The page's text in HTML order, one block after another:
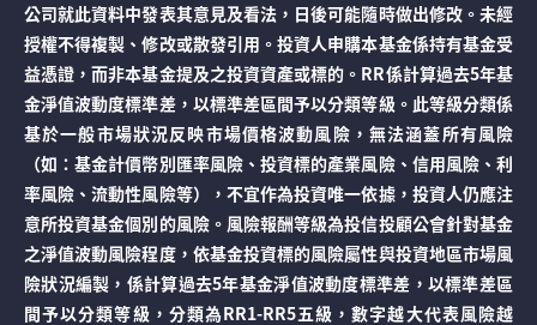
公司就此資料中發表其意見及看法，日後可能隨時做出修改。未經
授權不得複製、修改或散發引用。投資人申購本基金係持有基金受
益憑證，而非本基金提及之投資資產或標的。RR係計算過去5年基
金淨值波動度標準差，以標準差區間予以分類等級。此等級分類係
基於一般市場狀況反映市場價格波動風險，無法涵蓋所有風險
（如：基金計價幣別匯率風險、投資標的產業風險、信用風險、利
率風險、流動性風險等），不宜作為投資唯一依據，投資人仍應注
意所投資基金個別的風險。風險報酬等級為投信投顧公會針對基金
之淨值波動風險程度，依基金投資標的風險屬性與投資地區市場風
險狀況編製，係計算過去5年基金淨值波動度標準差，以標準差區
間予以分類等級，分類為RR1-RR5五級，數字越大代表風險越